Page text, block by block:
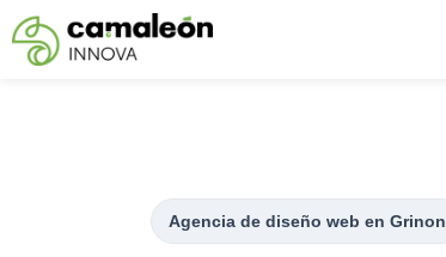
Saltar
Agencia de diseño web en Grinon